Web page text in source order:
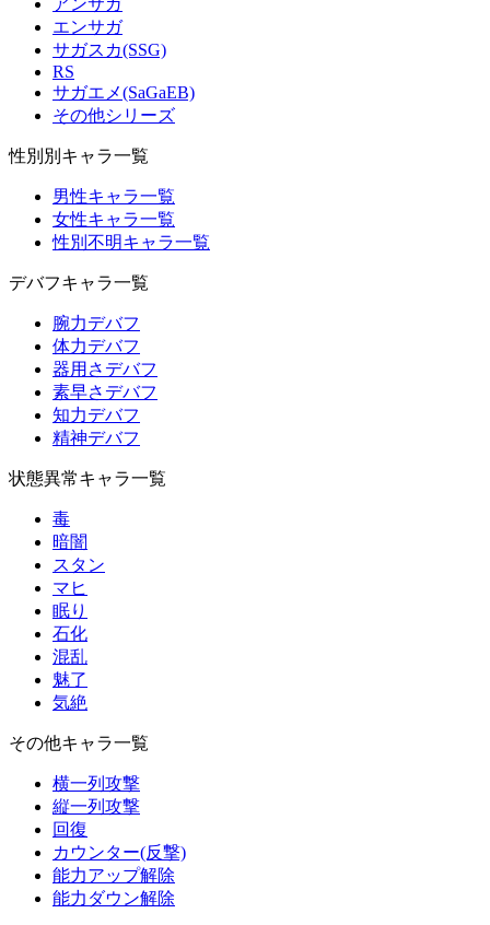
アンサガ
エンサガ
サガスカ(SSG)
RS
サガエメ(SaGaEB)
その他シリーズ
性別別キャラ一覧
男性キャラ一覧
女性キャラ一覧
性別不明キャラ一覧
デバフキャラ一覧
腕力デバフ
体力デバフ
器用さデバフ
素早さデバフ
知力デバフ
精神デバフ
状態異常キャラ一覧
毒
暗闇
スタン
マヒ
眠り
石化
混乱
魅了
気絶
その他キャラ一覧
横一列攻撃
縦一列攻撃
回復
カウンター(反撃)
能力アップ解除
能力ダウン解除